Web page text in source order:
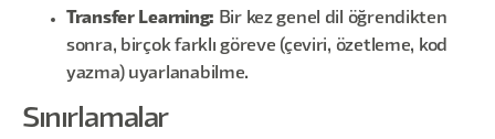
Transfer Learning: Bir kez genel dil öğrendikten
sonra, birçok farklı göreve (çeviri, özetleme, kod
yazma) uyarlanabilme.
Sınırlamalar